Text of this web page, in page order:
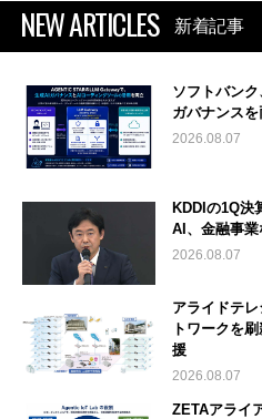
NEW ARTICLES 新着記事
ソフトバン
ガバナンス
2026.08.07
KDDIの1Q
AI、金融事業
2026.08.07
アライドテ
トワークを
援
2026.08.07
ZETAアライ